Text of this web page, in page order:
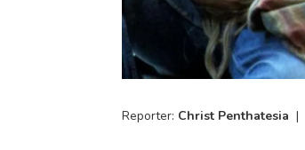
Reporter: Christ Penthatesia |